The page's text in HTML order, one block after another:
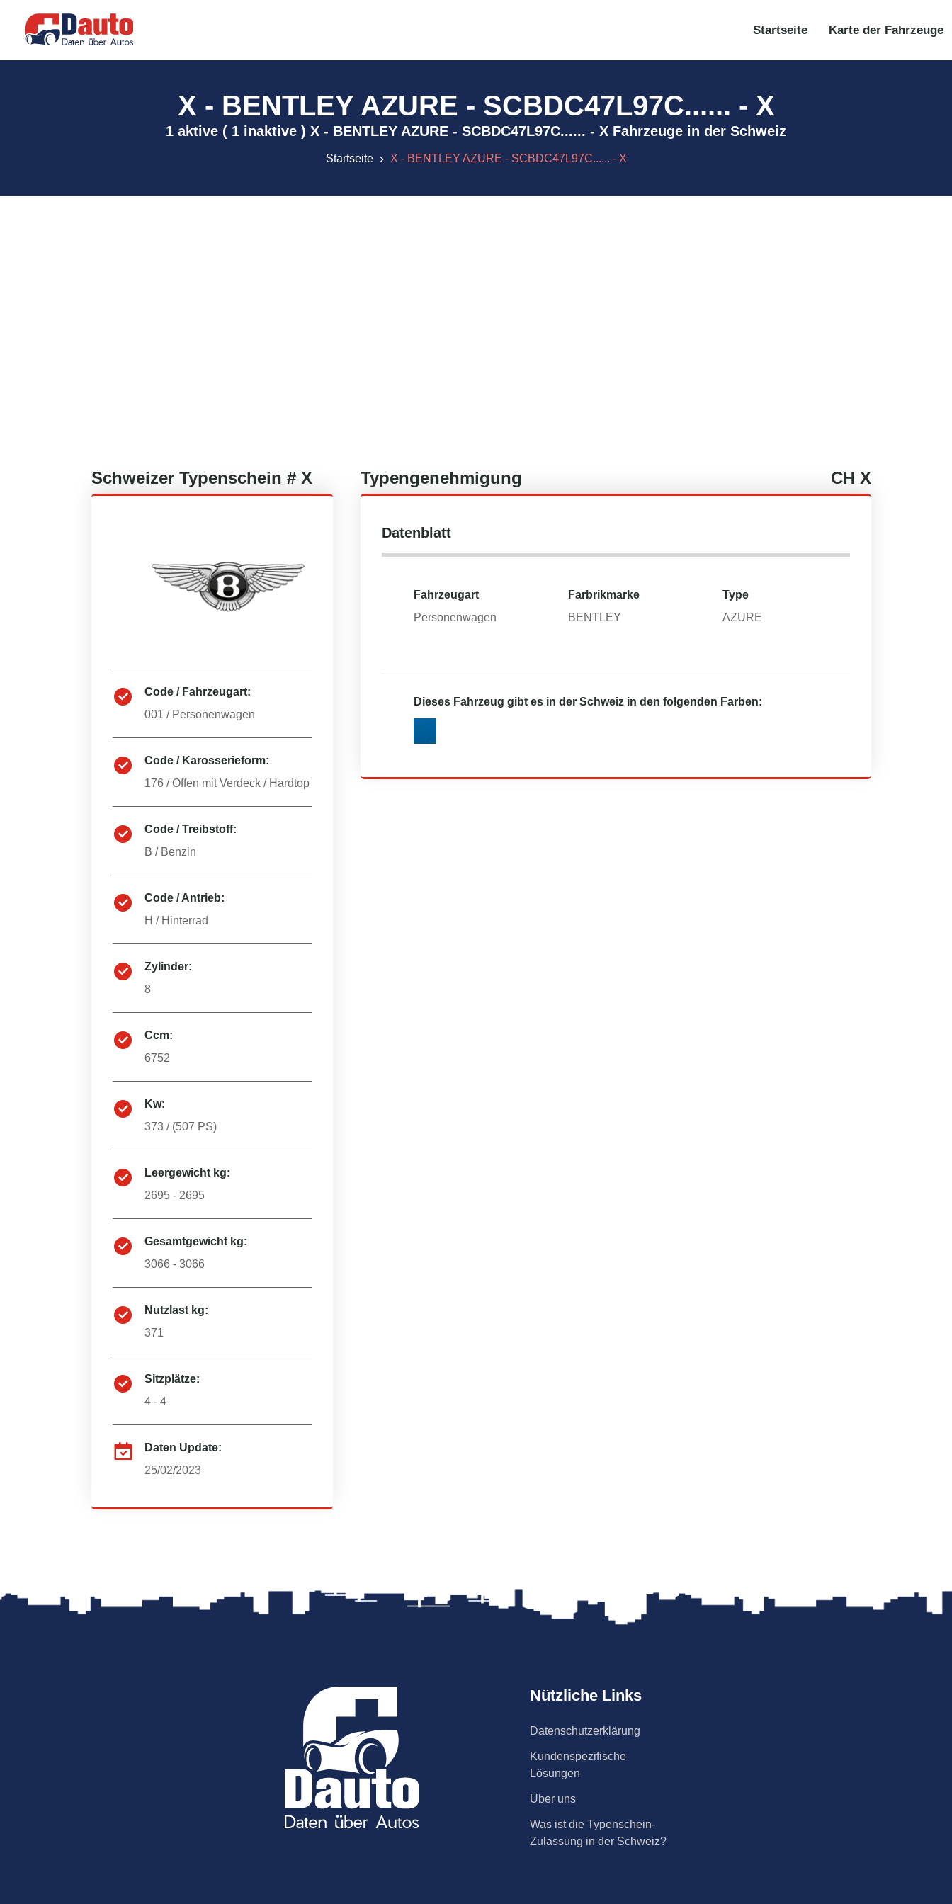
Startseite Karte der Fahrzeuge
X - BENTLEY AZURE - SCBDC47L97C...... - X
1 aktive ( 1 inaktive ) X - BENTLEY AZURE - SCBDC47L97C...... - X Fahrzeuge in der Schweiz
Startseite X - BENTLEY AZURE - SCBDC47L97C...... - X
Schweizer Typenschein # X
Code / Fahrzeugart:
001 / Personenwagen
Code / Karosserieform:
176 /Offen mit Verdeck / Hardtop
Code / Treibstoff:
B / Benzin
Code / Antrieb:
H / Hinterrad
Zylinder:
8
Ccm:
6752
Kw:
373 / (507 PS)
Leergewicht kg:
2695 - 2695
Gesamtgewicht kg:
3066 - 3066
Nutzlast kg:
371
Sitzplätze:
4 - 4
Daten Update:
25/02/2023
Typengenehmigung CH X
Datenblatt
Fahrzeugart
Personenwagen
Farbrikmarke
BENTLEY
Type
AZURE
Dieses Fahrzeug gibt es in der Schweiz in den folgenden Farben:
Nützliche Links
Datenschutzerklärung
Kundenspezifische
Lösungen
Über uns
Was ist die Typenschein-
Zulassung in der Schweiz?